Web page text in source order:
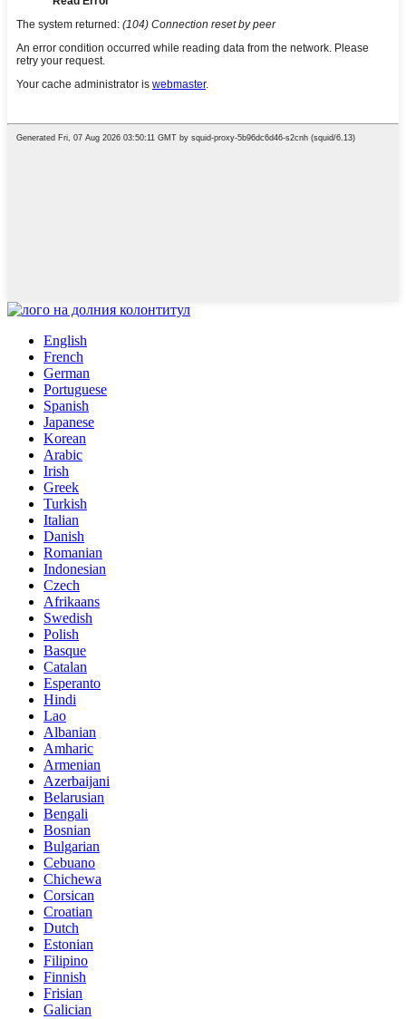
English
French
German
Portuguese
Spanish
Japanese
Korean
Arabic
Irish
Greek
Turkish
Italian
Danish
Romanian
Indonesian
Czech
Afrikaans
Swedish
Polish
Basque
Catalan
Esperanto
Hindi
Lao
Albanian
Amharic
Armenian
Azerbaijani
Belarusian
Bengali
Bosnian
Bulgarian
Cebuano
Chichewa
Corsican
Croatian
Dutch
Estonian
Filipino
Finnish
Frisian
Galician